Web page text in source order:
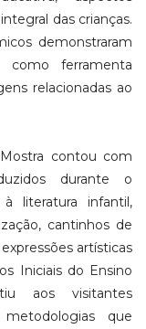
das crianças.
demonstraram
ferramenta
relacionadas ao
contou com
durante o
literatura infantil,
cantinhos de
artísticas
Iniciais do Ensino
aos visitantes
que